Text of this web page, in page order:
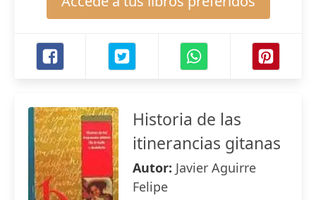
Historia de las
itinerancias gitanas
Autor: Javier Aguirre
Felipe